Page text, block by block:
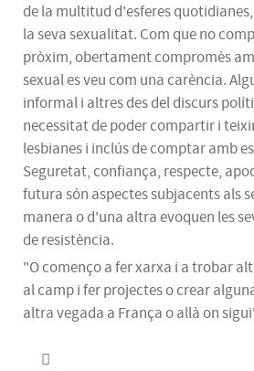
de la multitud d'esferes
la seva sexualitat. Com que no
pròxim, obertament compromès
sexual es veu com una carència.
informal i altres des del discurs
necessitat de poder compartir i
lesbianes i inclús de comptar amb
Seguretat, confiança, respecte,
futura són aspectes subjacents als
manera o d'una altra evoquen les
de resistència.
"O començo a fer xarxa i a trobar
al camp i fer projectes o crear
altra vegada a França o allà on